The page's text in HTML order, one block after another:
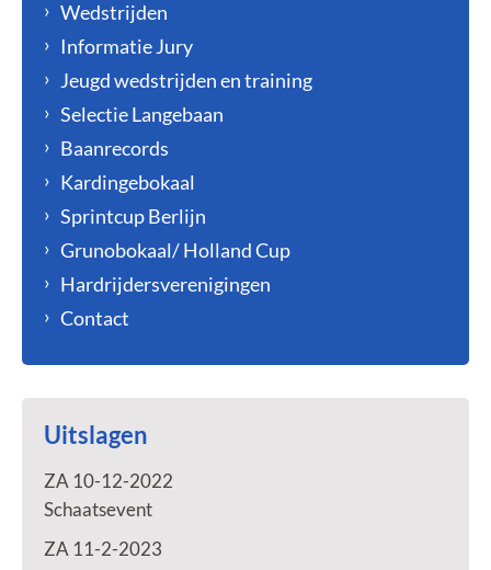
Wedstrijden
Informatie Jury
Jeugd wedstrijden en training
Selectie Langebaan
Baanrecords
Kardingebokaal
Sprintcup Berlijn
Grunobokaal/ Holland Cup
Hardrijdersverenigingen
Contact
Uitslagen
ZA 10-12-2022
Schaatsevent
ZA 11-2-2023